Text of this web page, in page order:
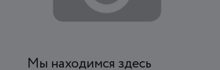
Мы находимся здесь